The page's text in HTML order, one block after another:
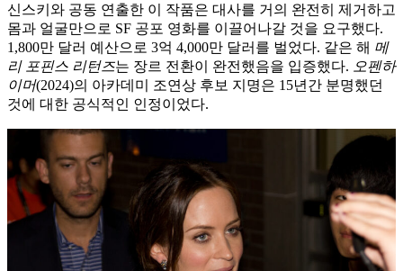
신스키와 공동 연출한 이 작품은 대사를 거의 완전히 제거하고
몸과 얼굴만으로 SF 공포 영화를 이끌어나갈 것을 요구했다.
1,800만 달러 예산으로 3억 4,000만 달러를 벌었다. 같은 해 메
리 포핀스 리턴즈는 장르 전환이 완전했음을 입증했다. 오펜하
이머(2024)의 아카데미 조연상 후보 지명은 15년간 분명했던
것에 대한 공식적인 인정이었다.